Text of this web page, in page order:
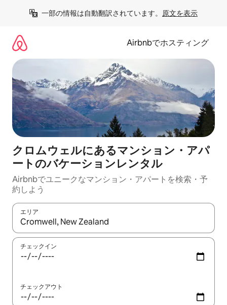
一部の情報は自動翻訳されています。 原文を表示
Airbnbでホスティング
クロムウェルにあるマンション・アパ
ートのバケーションレンタル
Airbnbでユニークなマンション・アパートを検索・予
約しよう
エリア
検索結果が表示されたら、上下の矢印キーを使って移動するか
チェックイン
チェックアウト